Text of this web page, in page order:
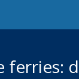
ferries: